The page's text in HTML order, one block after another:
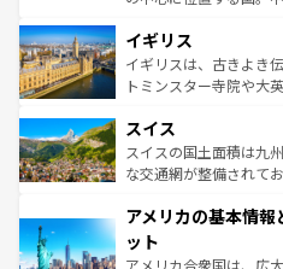
香り高いラベンダー畑
らに、パリ以外の地域
も豊かな歴史と文化が
を参照してほしい。
顔を持つこの国は、ど
ルリンの文化的活気、
してライン川沿いのワ
は、お酒好きな人にはぜひ体験
ドイツ情報はコンテン
イギリス
イギリスは、古きよき
トミンスター寺院や大
リアごとに異なる魅力
ティー、ビール好きに
戦など、本場だからこ
ンツ一覧を参照してほ
スイス
スイスの国土面積は九
な交通網が整備されて
の建物がそのまま残る
博物館もあり、アルプ
ことができる。国民の
アメリカの基本情
ット
アメリカ合衆国は、広